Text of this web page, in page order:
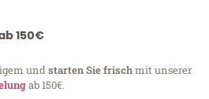
150€
undstarten Sie frischmit unserer
ab 150€.